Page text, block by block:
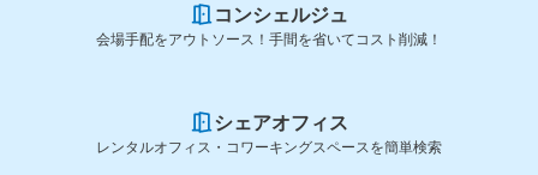
コンシェルジュ
会場手配をアウトソース！手間を省いてコスト削減！
シェアオフィス
レンタルオフィス・コワーキングスペースを簡単検索